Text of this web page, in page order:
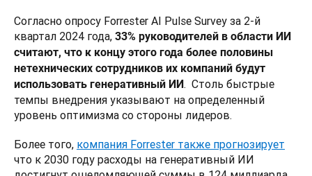
Согласно опросу Forrester AI Pulse Survey за 2-й
квартал 2024 года, 33% руководителей в области ИИ
считают, что к концу этого года более половины
нетехнических сотрудников их компаний будут
использовать генеративный ИИ.  Столь быстрые
темпы внедрения указывают на определенный
уровень оптимизма со стороны лидеров.
Более того, компания Forrester также прогнозирует
что к 2030 году расходы на генеративный ИИ